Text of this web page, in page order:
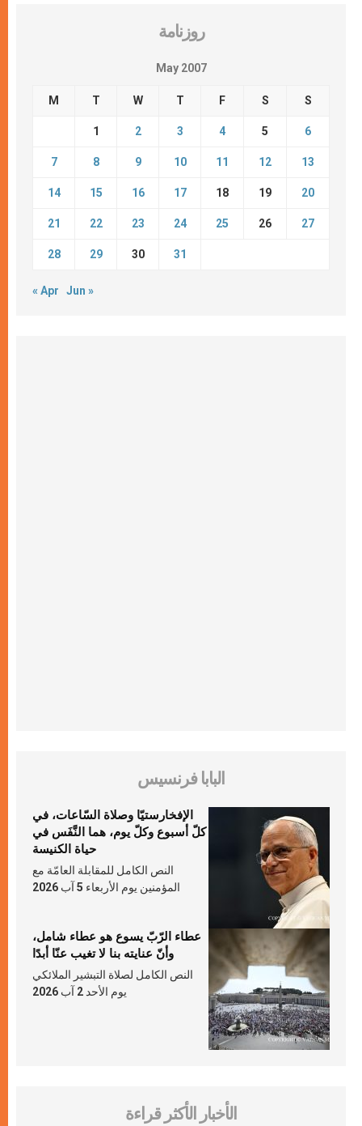
روزنامة
May 2007
M T W T F S S
1 2 3 4 5 6
7 8 9 10 11 12 13
14 15 16 17 18 19 20
21 22 23 24 25 26 27
28 29 30 31
« Apr Jun »
البابا فرنسيس
الإفخارستيّا وصلاة السّاعات، في
كلّ أسبوع وكلّ يوم، هما النَّفَس في
حياة الكنيسة
النص الكامل للمقابلة العامّة مع
المؤمنين يوم الأربعاء 5 آب 2026
عطاء الرّبّ يسوع هو عطاء شامل،
وأنّ عنايته بنا لا تغيب عنّا أبدًا
النص الكامل لصلاة التبشير الملائكي
يوم الأحد 2 آب 2026
الأخبار الأكثر قراءة